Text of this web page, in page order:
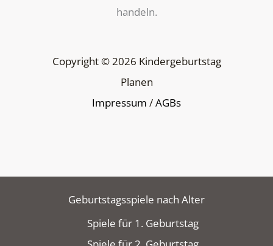
handeln.
Copyright © 2026 Kindergeburtstag
Planen
Impressum /AGBs
Geburtstagsspiele nach Alter
Spiele für 1. Geburtstag